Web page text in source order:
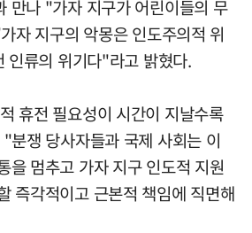
만나 "가자 지구가 어린이들의 무
자 지구의 악몽은 인도주의적 위
인류의 위기다"라고 밝혔다.
휴전 필요성이 시간이 지날수록
분쟁 당사자들과 국제 사회는 이
을 멈추고 가자 지구 인도적 지원
즉각적이고 근본적 책임에 직면해